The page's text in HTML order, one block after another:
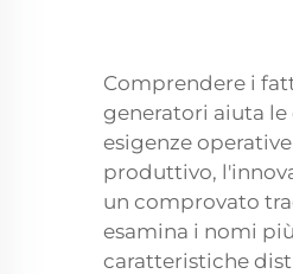
Comprendere i
generatori aiuta
esigenze
produttivo,
un comprovato
esamina i nomi
caratteristiche